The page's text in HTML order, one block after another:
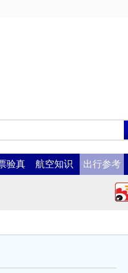
验真 航空知识 出行参考